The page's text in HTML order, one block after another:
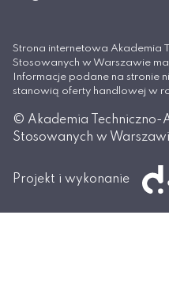
Strona internetowa Akademia
Stosowanych w Warszawie
Informacje podane na stronie
stanowią oferty handlowej w
© Akademia Techniczno-
Stosowanych w
Projekt i wykonanie